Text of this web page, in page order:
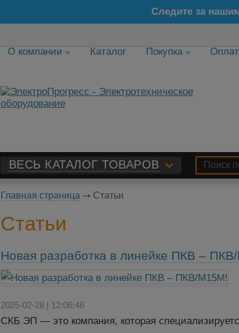
Следите за
О компании
Каталог Покупка
ВЕСЬ КАТАЛОГ ТОВАРОВ
Главная страница Статьи
Статьи
Новая разработка в линейке ПКВ –
2025-02-28 | 12:06:46
СКБ ЭП — это компания, которая